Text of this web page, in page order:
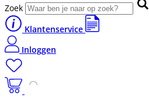
Zoek
Klantenservice
Inloggen